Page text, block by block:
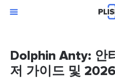
Dolphin Anty: 안
저 가이드 및